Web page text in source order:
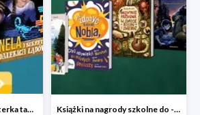
Seria Nela, Mała Reporterka taniej! Książki na nagrody szkolne do -75%